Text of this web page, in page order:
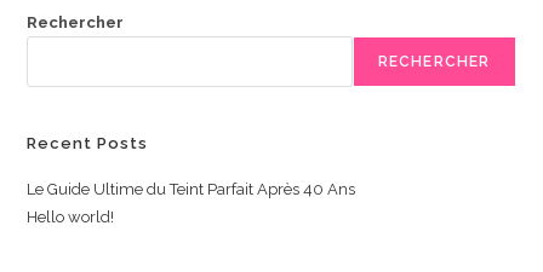
Rechercher
RECHERCHER
Recent Posts
Le Guide Ultime du Teint Parfait Après 40 Ans
Hello world!